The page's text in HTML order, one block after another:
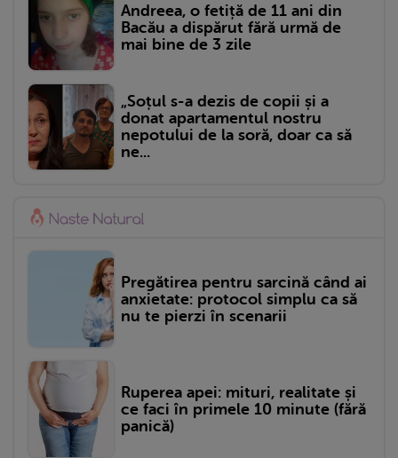
Andreea, o fetiță de 11 ani din
Bacău a dispărut fără urmă de
mai bine de 3 zile
„Soțul s-a dezis de copii și a
donat apartamentul nostru
nepotului de la soră, doar ca să
ne...
Pregătirea pentru sarcină când ai
anxietate: protocol simplu ca să
nu te pierzi în scenarii
Ruperea apei: mituri, realitate și
ce faci în primele 10 minute (fără
panică)